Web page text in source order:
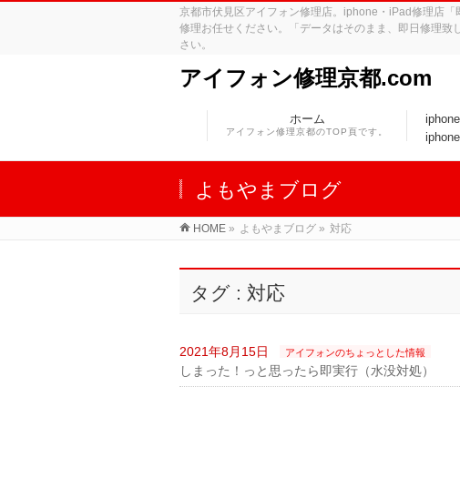
京都市伏見区アイフォン修理店。iphone・iPad修理店
修理お任せください。「データはそのまま、即日修理
さい。
アイフォン修理京都.com
ホーム
アイフォン修理京都のTOP頁です。
よもやまブログ
HOME » よもやまブログ » 対応
タグ : 対応
2021年8月15日 アイフォンのちょっとした情報
しまった！っと思ったら即実行（水没対処）